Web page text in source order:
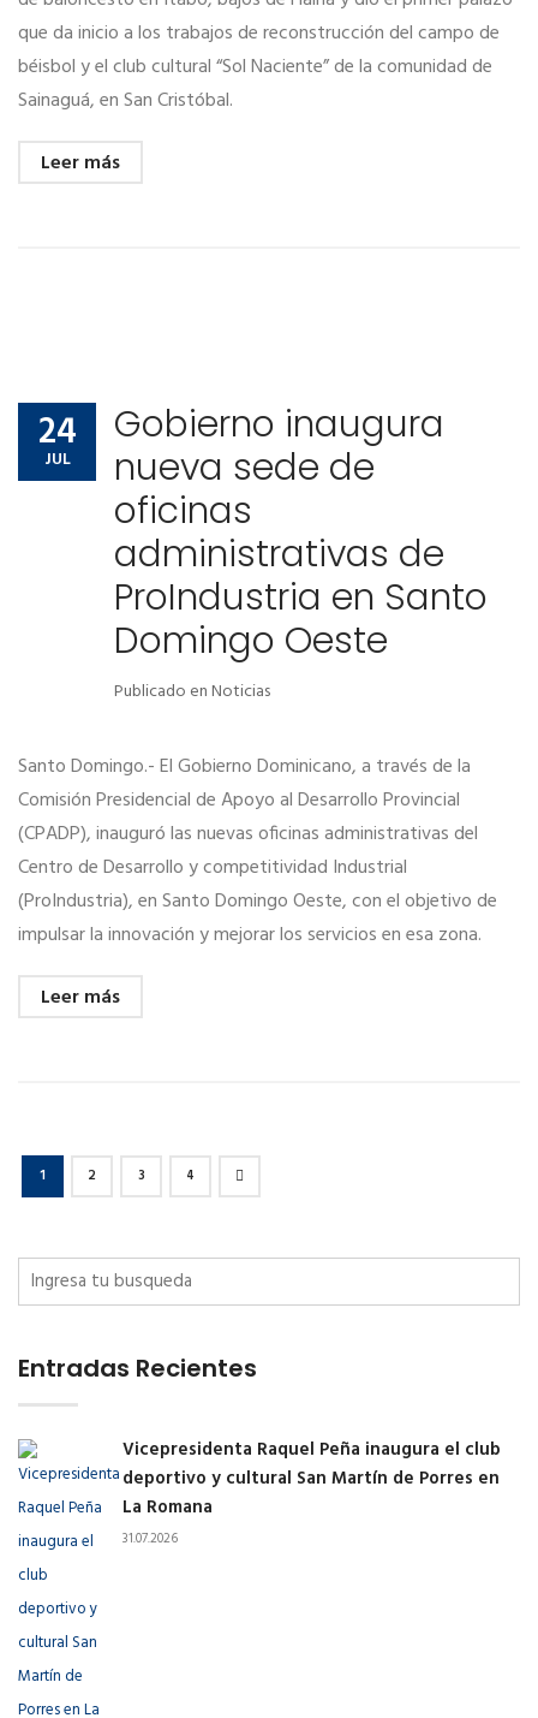
que da inicio a los trabajos de reconstrucción del campo de
béisbol y el club cultural “Sol Naciente” de la comunidad de
Sainaguá, en San Cristóbal.
Leer más
24
JUL
Gobierno inaugura
nueva sede de
oficinas
administrativas de
ProIndustria en Santo
Domingo Oeste
Publicado enNoticias
Santo Domingo.- El Gobierno Dominicano, a través de la
Comisión Presidencial de Apoyo al Desarrollo Provincial
(CPADP), inauguró las nuevas oficinas administrativas del
Centro de Desarrollo y competitividad Industrial
(ProIndustria), en Santo Domingo Oeste, con el objetivo de
impulsar la innovación y mejorar los servicios en esa zona.
Leer más
1 2 3 4
Entradas Recientes
Vicepresidenta Raquel Peña inaugura el club
deportivo y cultural San Martín de Porres en
La Romana
31.07.2026